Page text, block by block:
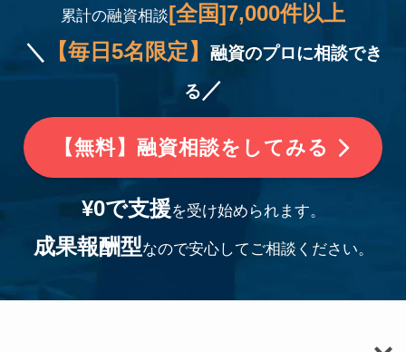
累計の融資相談[全国]7,000件以上
＼
【毎日 5名 限定】
融資のプロに相談でき
る ／
【無料】融資相談をしてみる
¥0で支援を受け始められます。
成果報酬型なので安心してご相談ください。